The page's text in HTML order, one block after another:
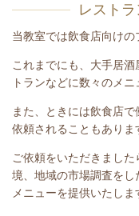
レスト
当教室では飲食店向けの
これまでにも、大手居
トランなどに数々のメ
また、ときには飲食店
依頼されることもありま
ご依頼をいただきまし
境、地域の市場調査を
メニューを提供いたしま